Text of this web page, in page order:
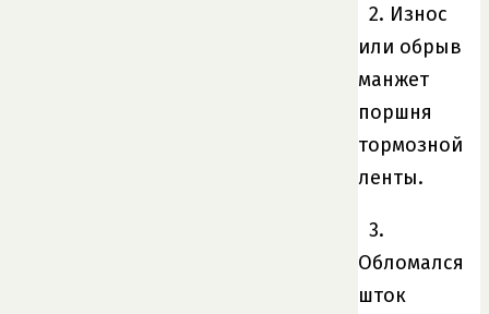
2. Износ
или обрыв
манжет
поршня
тормозной
ленты.
3.
Обломался
шток